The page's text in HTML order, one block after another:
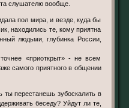
слушателю вообще.
находились те, кому приятна
людьми, глубинка России,
«приоткрыт» - не всем
самого приятного в общении
беседу? Уйдут ли те,